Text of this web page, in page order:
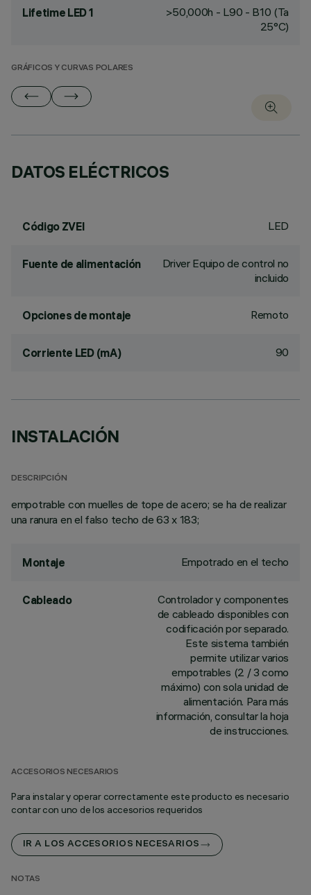
Lifetime LED 1
>50,000h - L90 - B10 (Ta
25°C)
GRÁFICOS Y CURVAS POLARES
DATOS ELÉCTRICOS
Código ZVEI LED
Fuente de alimentación
Driver Equipo de control no
incluido
Opciones de montaje Remoto
Corriente LED (mA) 90
INSTALACIÓN
DESCRIPCIÓN
empotrable con muelles de tope de acero; se ha de realizar
una ranura en el falso techo de 63 x 183;
Montaje Empotrado en el techo
Cableado
Controlador y componentes
de cableado disponibles con
codificación por separado.
Este sistema también
permite utilizar varios
empotrables (2 / 3 como
máximo) con sola unidad de
alimentación. Para más
información, consultar la hoja
de instrucciones.
ACCESORIOS NECESARIOS
Para instalar y operar correctamente este producto es necesario
contar con uno de los accesorios requeridos
IR A LOS ACCESORIOS NECESARIOS
NOTAS